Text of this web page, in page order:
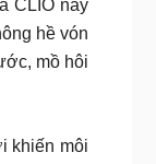
CLIO này
hề vón
mồ hôi
khiến môi